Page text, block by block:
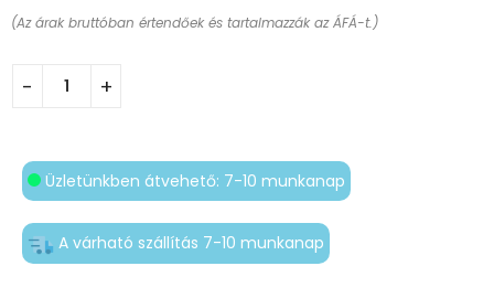
(Az árak bruttóban értendőek és tartalmazzák az ÁFÁ-t.)
Üzletünkben átvehető: 7-10 munkanap
A várható szállítás 7-10 munkanap